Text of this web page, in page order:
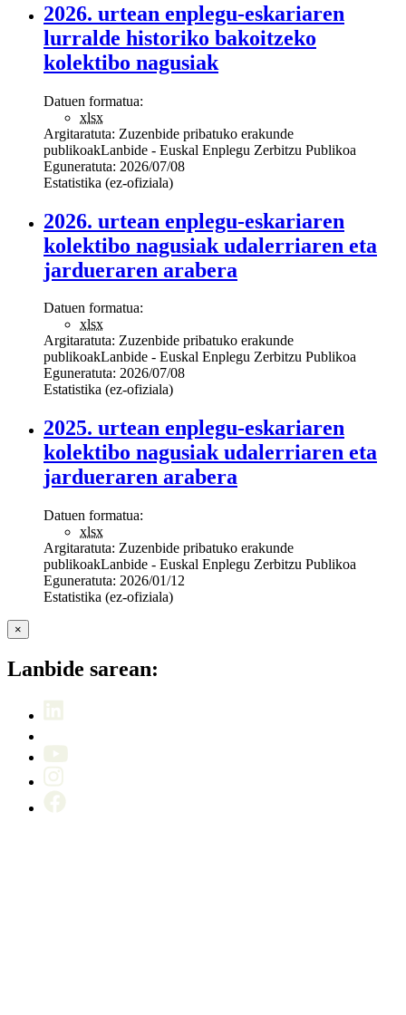
2026. urtean enplegu-eskariaren
lurralde historiko bakoitzeko
kolektibo nagusiak
Datuen formatua:
xlsx
Argitaratuta: Zuzenbide pribatuko erakunde
publikoakLanbide - Euskal Enplegu Zerbitzu Publikoa
Eguneratuta: 2026/07/08
Estatistika (ez-ofiziala)
2026. urtean enplegu-eskariaren
kolektibo nagusiak udalerriaren eta
jardueraren arabera
Datuen formatua:
xlsx
Argitaratuta: Zuzenbide pribatuko erakunde
publikoakLanbide - Euskal Enplegu Zerbitzu Publikoa
Eguneratuta: 2026/07/08
Estatistika (ez-ofiziala)
2025. urtean enplegu-eskariaren
kolektibo nagusiak udalerriaren eta
jardueraren arabera
Datuen formatua:
xlsx
Argitaratuta: Zuzenbide pribatuko erakunde
publikoakLanbide - Euskal Enplegu Zerbitzu Publikoa
Eguneratuta: 2026/01/12
Estatistika (ez-ofiziala)
×
Lanbide sarean: